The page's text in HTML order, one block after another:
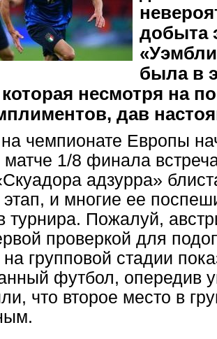
добыта
была в
несмотря на
дав
на чемпионате Европы
матче 1/8 финала
адзурра»
этап, и многие ее
турнира. Пожалуй,
проверкой для
групповой стадии
футбол, опередив
что второе место в